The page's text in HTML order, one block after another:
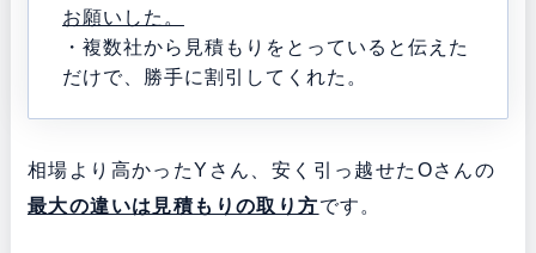
お願いした。
・複数社から見積もりをとっていると伝えた
だけで、勝手に割引してくれた。
相場より高かったYさん、安く引っ越せたOさんの
最大の違いは見積もりの取り方です。